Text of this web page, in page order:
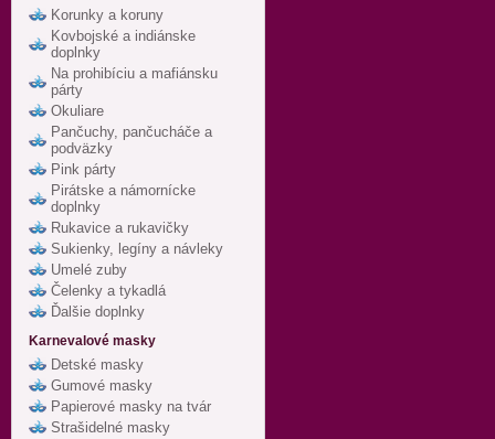
Korunky a koruny
Kovbojské a indiánske
doplnky
Na prohibíciu a mafiánsku
párty
Okuliare
Pančuchy, pančucháče a
podväzky
Pink párty
Pirátske a námornícke
doplnky
Rukavice a rukavičky
Sukienky, legíny a návleky
Umelé zuby
Čelenky a tykadlá
Ďalšie doplnky
Karnevalové masky
Detské masky
Gumové masky
Papierové masky na tvár
Strašidelné masky